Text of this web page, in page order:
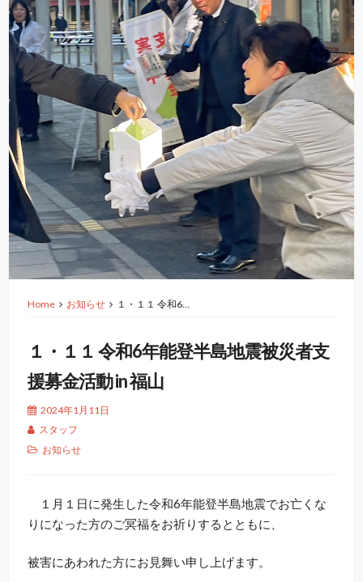
Home お知らせ １・１１ 令和6…
１・１１ 令和6年能登半島地震被災者支
援募金活動 in 福山
2024年1月11日
スタッフ
お知らせ
１月１日に発生した令和6年能登半島地震でお亡くな
りになった方のご冥福をお祈りするとともに、
被害にあわれた方にお見舞い申し上げます。